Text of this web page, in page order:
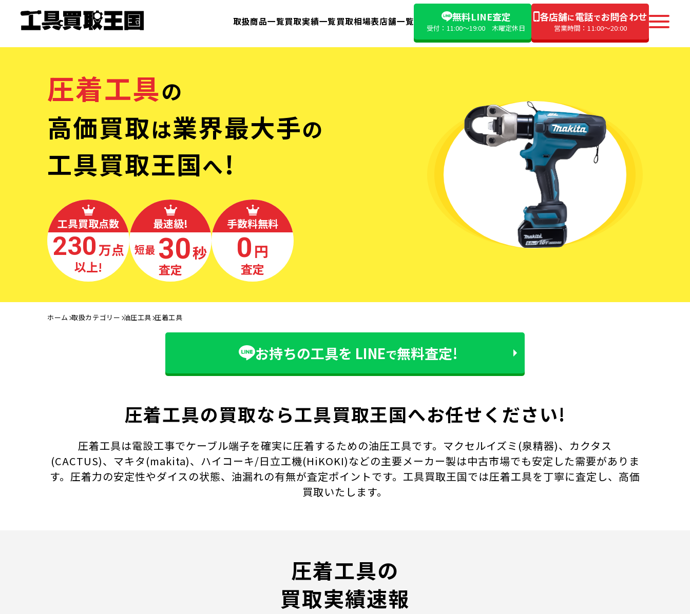
取扱商品一覧買取実績一覧買取相場表店舗一覧 無料LINE査定
受付：11:00〜19:00 木曜定休日
各店舗に電話でお問合わせ
営業時間：11:00〜20:00
圧着工具の
高価買取は業界最大手の
工具買取王国へ!
工具買取点数
230万点
以上!
最速級!
最短 30秒
査定
手数料無料
0 円
査定
ホーム 取扱カテゴリー 油圧工具 圧着工具
お持ちの工具を LINEで無料査定!
圧着工具の買取なら工具買取王国へお任せください!
圧着工具は電設工事でケーブル端子を確実に圧着するための油圧工具です。マクセルイズミ(泉精器)、カクタス
(CACTUS)、マキタ(makita)、ハイコーキ/日立工機(HiKOKI)などの主要メーカー製は中古市場でも安定した需要がありま
す。圧着力の安定性やダイスの状態、油漏れの有無が査定ポイントです。工具買取王国では圧着工具を丁寧に査定し、高価
買取いたします。
圧着工具の
買取実績速報